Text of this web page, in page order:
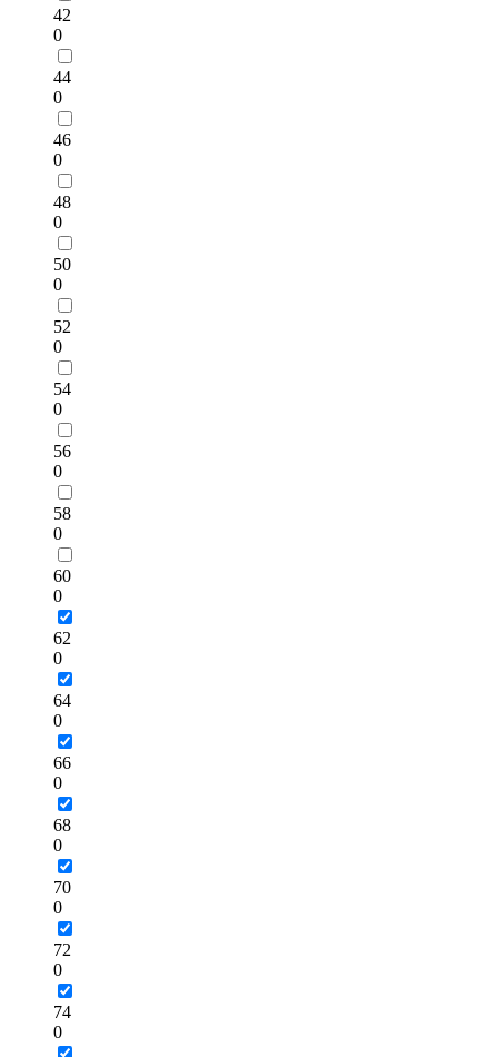
42
0
44
0
46
0
48
0
50
0
52
0
54
0
56
0
58
0
60
0
62
0
64
0
66
0
68
0
70
0
72
0
74
0